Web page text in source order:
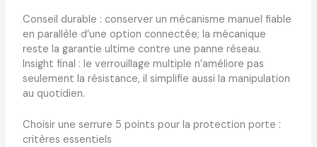
Conseil durable : conserver un mécanisme manuel fiable
en parallèle d’une option connectée; la mécanique
reste la garantie ultime contre une panne réseau.
Insight final : le verrouillage multiple n’améliore pas
seulement la résistance, il simplifie aussi la manipulation
au quotidien.
Choisir une serrure 5 points pour la protection porte :
critères essentiels